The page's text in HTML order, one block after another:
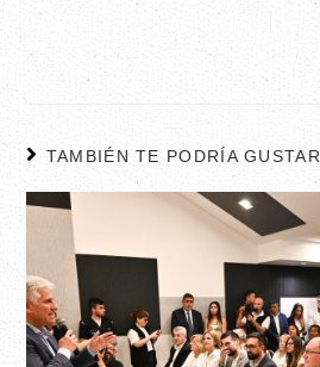
TAMBIÉN TE PODRÍA GUSTAR